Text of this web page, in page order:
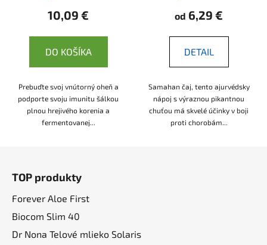
10,09 €
DO KOŠÍKA
Prebuďte svoj vnútorný oheň a
podporte svoju imunitu šálkou
plnou hrejivého korenia a
fermentovanej...
od 6,29 €
DETAIL
Samahan čaj, tento ajurvédsky
nápoj s výraznou pikantnou
chuťou má skvelé účinky v boji
proti chorobám...
TOP produkty
Forever Aloe First
Biocom Slim 40
Dr Nona Telové mlieko Solaris